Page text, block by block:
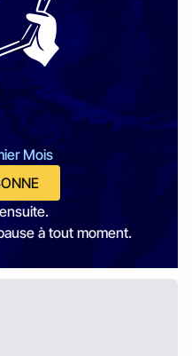
Mois
à tout moment.